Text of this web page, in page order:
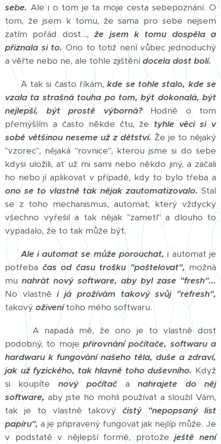
sebe. Ale i o tom je ta moje cesta sebepoznání. O
tom, že jsem k tomu, že sama pro sebe nejsem
zatím pořád dost...,že jsem k tomu dospěla a
přiznala si to. Ono to totiž není vůbec jednoduchý
a věřte nebo ne, ale tohle zjištěnídocela dost bolí.
A tak si často říkám,kde se tohle stalo, kde se
vzala ta strašná touha po tom, být dokonalá, být
nejlepší, být prostě výborná?Hodně o tom
přemýšlím a často někde čtu, že tyhle věci si v
sobě většinou neseme už z dětství. Že je to nějaký
"vzorec", nějaká "rovnice", kterou jsme si do sebe
kdysi uložili, ať už mi sami nebo někdo jiný, a začali
ho nebo jí aplikovat v případě, kdy to bylo třeba a
ono se to vlastně tak nějak zautomatizovalo. Stal
se z toho mechanismus, automat, který vždycky
všechno vyřešil a tak nějak "zametl" a dlouho to
vypadalo, že to tak může být.
Ale i automat se může porouchat, i automat je
potřeba čas od času trošku "poštelovat", možná
mu nahrát nový software, aby byl zase "fresh"...
No vlastněi já prožívám takový svůj "refresh",
takový oživení toho mého softwaru.
A napadá mě, že ono je to vlastně dost
podobný, to moje přirovnání počítače, softwaru a
hardwaru k fungování našeho těla, duše a zdraví,
jak už fyzického, tak hlavně toho duševního. Když
si koupíte
nový počítačanahrajete do něj
software, aby jste ho mohli používat a sloužil Vám,
tak je to vlastně takovýčistý "nepopsaný list
papíru", a je připravený fungovat jak nejlíp může. Je
v podstatě v nějlepší formě, protožeještě není